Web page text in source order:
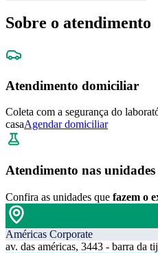
Sobre o atendimento
Atendimento domiciliar
Coleta com a segurança do
casaAgendar domiciliar
Atendimento nas unidades
Confira as unidades que fazem o
Américas Corporate
av. das américas, 3443 - barra da